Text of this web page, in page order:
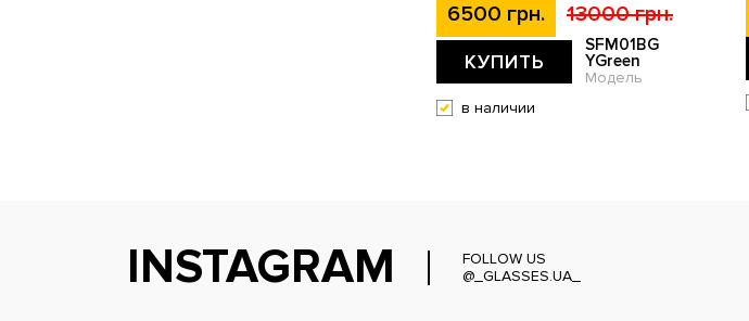
6500 грн. 13000 грн.
КУПИТЬ
SFM01BG
YGreen
Модель
в наличии
INSTAGRAM
FOLLOW US
@_GLASSES.UA_